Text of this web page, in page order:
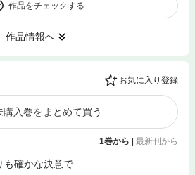
作品をチェックする
作品情報へ
お気に入り登録
購入巻をまとめて買う
1巻から 最新刊から
も確かな決意で